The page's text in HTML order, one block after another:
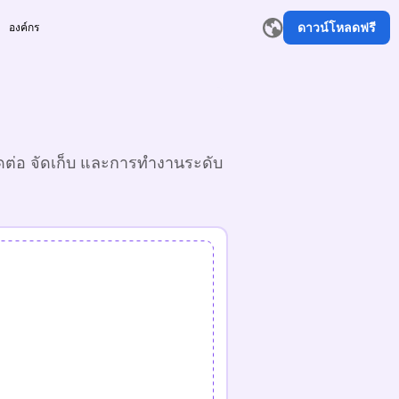
องค์กร ดาวน์โหลดฟรี
อ จัดเก็บ และการทำงานระดับ